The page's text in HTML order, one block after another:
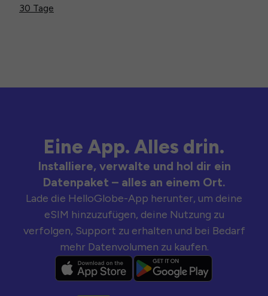
30 Tage
Eine App. Alles drin.
Installiere, verwalte und hol dir ein
Datenpaket – alles an einem Ort.
Lade die HelloGlobe-App herunter, um deine
eSIM hinzuzufügen, deine Nutzung zu
verfolgen, Support zu erhalten und bei Bedarf
mehr Datenvolumen zu kaufen.